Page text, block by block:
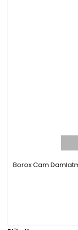
Borox Cam